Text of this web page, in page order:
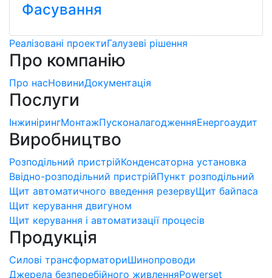
Фасування
Реалізовані проектиГалузеві рішення
Про компанію
Про насНовиниДокументація
Послуги
ІнжинірингМонтажПусконалагодженняЕнергоаудит
Виробництво
Розподільний пристрійКонденсаторна установка
Ввідно-розподільний пристрійПункт розподільний
Щит автоматичного введення резервуЩит байпаса
Щит керування двигуном
Щит керування і автоматизації процесів
Продукція
Силові трансформаториШинопроводи
Джерела безперебійного живленняPowerset